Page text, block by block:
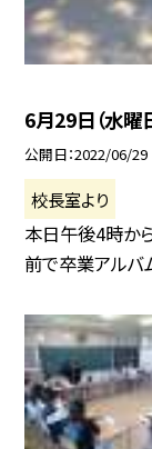
6月29日（水
公開日 2022/06/29
校長室より
本日午後4時か
前で卒業アルバ